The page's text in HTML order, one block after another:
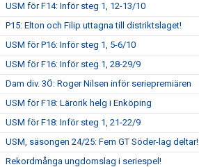
USM för F14: Inför steg 1, 12-13/10
P15: Elton och Filip uttagna till distriktslaget!
USM för P16: Inför steg 1, 5-6/10
USM för F16: Inför steg 1, 28-29/9
Dam div. 3Ö: Roger Nilsen inför seriepremiären
USM för F18: Lärorik helg i Enköping
USM för F18: Inför steg 1, 21-22/9
USM, säsongen 24/25: Fem GT Söder-lag deltar!
Rekordmånga ungdomslag i seriespel!